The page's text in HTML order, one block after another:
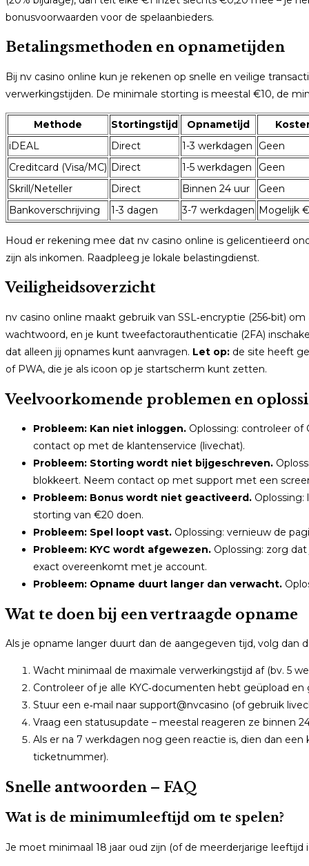
bonusvoorwaarden voor de spelaanbieders.
Betalingsmethoden en opnametijden
Bij nv casino online kun je rekenen op snelle en veilige
verwerkingstijden. De minimale storting is meestal €10, de
Methode Stortingstijd Opnametijd
iDEAL
Direct 1-3 werkdagen
Geen
Creditcard (Visa/MC) Direct 1-5 werkdagen
Geen
Skrill/Neteller
Direct Binnen 24 uur
Geen
Bankoverschrijving
1-3 dagen 3-7 werkdagen Mogelijk
Houd er rekening mee dat nv casino online is gelicentieerd
zijn als inkomen. Raadpleeg je lokale belastingdienst.
Veiligheidsoverzicht
nv casino online maakt gebruik van SSL‑encryptie (256‑bit)
wachtwoord, en je kunt tweefactorauthenticatie (2FA)
dat alleen jij opnames kunt aanvragen. Let op: de site heeft
of PWA, die je als icoon op je startscherm kunt zetten.
Veelvoorkomende problemen en
Probleem: Kan niet inloggen. Oplossing: controleer of
contact op met de klantenservice (livechat).
Probleem: Storting wordt niet bijgeschreven.
blokkeert. Neem contact op met support met een
Probleem: Bonus wordt niet geactiveerd.
storting van €20 doen.
Probleem: Spel loopt vast. Oplossing: vernieuw de
Probleem: KYC wordt afgewezen. Oplossing: zorg
exact overeenkomt met je account.
Probleem: Opname duurt langer dan verwacht.
Wat te doen bij een vertraagde opname
Als je opname langer duurt dan de aangegeven tijd, volg dan
Wacht minimaal de maximale verwerkingstijd af (bv. 5
Controleer of je alle KYC‑documenten hebt geüpload
Stuur een e‑mail naar support@nvcasino (of gebruik
Vraag een statusupdate – meestal reageren ze binnen
Als er na 7 werkdagen nog geen reactie is, dien dan
ticketnummer).
Snelle antwoorden – FAQ
Wat is de minimumleeftijd om te spelen?
Je moet minimaal 18 jaar oud zijn (of de meerderjarige leeftijd